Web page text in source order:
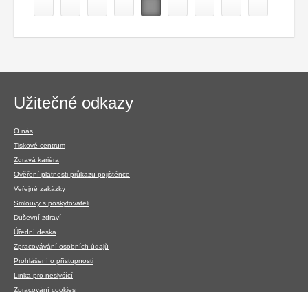
Navigace
v
Užitečné odkazy
O nás
Tiskové centrum
Zdravá kariéra
Ověření platnosti průkazu pojištěnce
Veřejné zakázky
Smlouvy s poskytovateli
Duševní zdraví
Úřední deska
Zpracovávání osobních údajů
Prohlášení o přístupnosti
Linka pro neslyšící
Zpracování cookies